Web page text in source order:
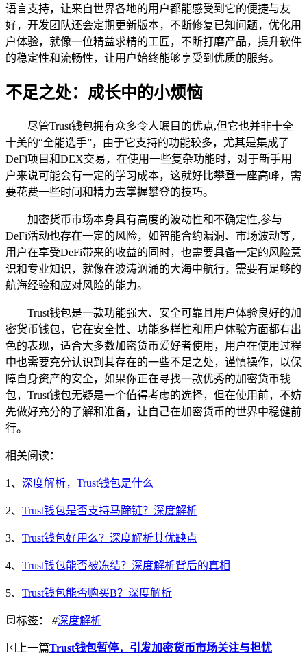
语言支持，让来自世界各地的用户都能感受到它的便捷与友
好，开发团队还会定期更新版本，不断修复已知问题，优化用
户体验，就像一位精益求精的工匠，不断打磨产品，提升软件
的稳定性和流畅性，让用户始终能够享受到优质的服务。
不足之处：成长中的小烦恼
尽管Trust钱包拥有众多令人瞩目的优点,但它也并非十全
十美的“全能选手”，由于它支持的功能较多，尤其是集成了
DeFi项目和DEX交易，在使用一些复杂功能时，对于新手用
户来说可能会有一定的学习成本，这就好比攀登一座高峰，需
要花费一些时间和精力去掌握攀登的技巧。
加密货币市场本身具有高度的波动性和不确定性,参与
DeFi活动也存在一定的风险，如智能合约漏洞、市场波动等，
用户在享受DeFi带来的收益的同时，也需要具备一定的风险意
识和专业知识，就像在波涛汹涌的大海中航行，需要有足够的
航海经验和应对风险的能力。
Trust钱包是一款功能强大、安全可靠且用户体验良好的加
密货币钱包，它在安全性、功能多样性和用户体验方面都有出
色的表现，适合大多数加密货币爱好者使用，用户在使用过程
中也需要充分认识到其存在的一些不足之处，谨慎操作，以保
障自身资产的安全，如果你正在寻找一款优秀的加密货币钱
包，Trust钱包无疑是一个值得考虑的选择，但在使用前，不妨
先做好充分的了解和准备，让自己在加密货币的世界中稳健前
行。
相关阅读：
1、 深度解析，Trust钱包是什么
2、 Trust钱包是否支持马蹄链？深度解析
3、 Trust钱包好用么？深度解析其优缺点
4、 Trust钱包能否被冻结？深度解析背后的真相
5、 Trust钱包能否购买B？深度解析
标签： #深度解析
上一篇Trust钱包暂停，引发加密货币市场关注与担忧